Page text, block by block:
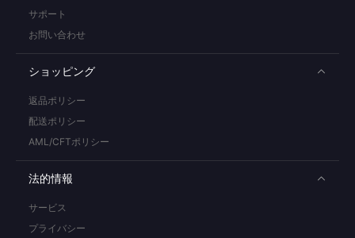
サポート
お問い合わせ
ショッピング
返品ポリシー
配送ポリシー
AML/CFTポリシー
法的情報
サービス
プライバシー